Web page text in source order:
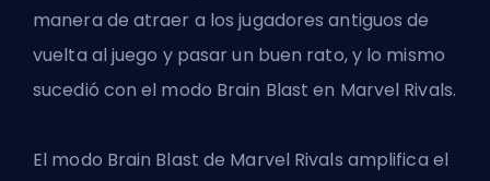
manera de atraer a los jugadores antiguos de
vuelta al juego y pasar un buen rato, y lo mismo
sucedió con el modo Brain Blast en Marvel Rivals.
El modo Brain Blast de Marvel Rivals amplifica el